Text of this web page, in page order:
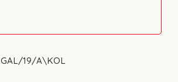
GAL/19/A\KOL